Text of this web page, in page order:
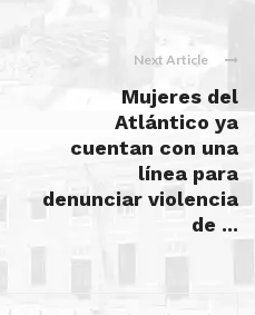
Next Article
Mujeres del
Atlántico ya
cuentan con una
línea para
denunciar violencia
de ...